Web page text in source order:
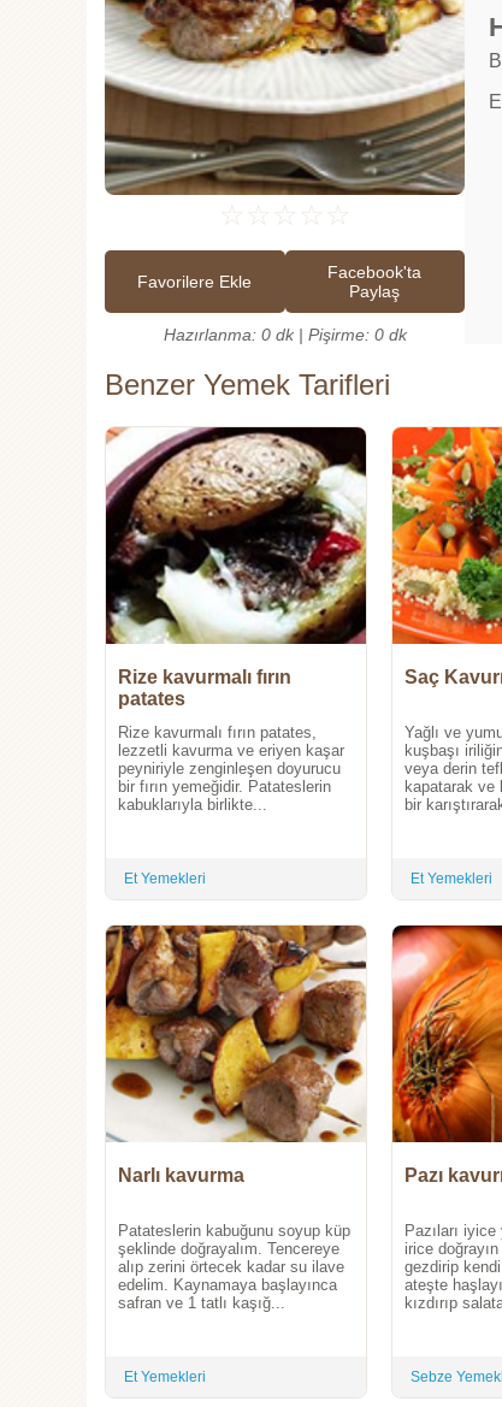
☆ ☆ ☆ ☆ ☆
Favorilere Ekle
Facebook'ta
Paylaş
Hazırlanma: 0 dk | Pişirme: 0 dk
Benzer Yemek Tarifleri
Rize kavurmalı fırın
patates
Rize kavurmalı fırın patates,
lezzetli kavurma ve eriyen kaşar
peyniriyle zenginleşen doyurucu
bir fırın yemeğidir. Patateslerin
kabuklarıyla birlikte...
Et Yemekleri
Saç
Yağlı ve
kuşbaşı
veya derin
kapatarak ve
bir
Et Yemekleri
Narlı kavurma
Patateslerin kabuğunu soyup küp
şeklinde doğrayalım. Tencereye
alıp zerini örtecek kadar su ilave
edelim. Kaynamaya başlayınca
safran ve 1 tatlı kaşığ...
Et Yemekleri
Pazı
Pazıları
irice
gezdirip
ateşte
kızdırıp
Sebze